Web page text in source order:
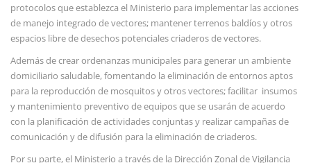
protocolos que establezca el Ministerio para implementar las acciones
de manejo integrado de vectores; mantener terrenos baldíos y otros
espacios libre de desechos potenciales criaderos de vectores.
Además de crear ordenanzas municipales para generar un ambiente
domiciliario saludable, fomentando la eliminación de entornos aptos
para la reproducción de mosquitos y otros vectores; facilitar insumos
y mantenimiento preventivo de equipos que se usarán de acuerdo
con la planificación de actividades conjuntas y realizar campañas de
comunicación y de difusión para la eliminación de criaderos.
Por su parte, el Ministerio a través de la Dirección Zonal de Vigilancia